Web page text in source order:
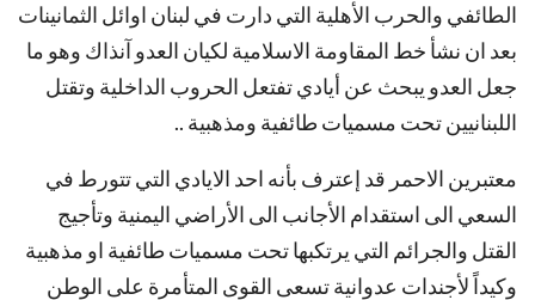
الطائفي والحرب الأهلية التي دارت في لبنان اوائل الثمانينات
بعد ان نشأ خط المقاومة الاسلامية لكيان العدو آنذاك وهو ما
جعل العدو يبحث عن أيادي تفتعل الحروب الداخلية وتقتل
اللبنانيين تحت مسميات طائفية ومذهبية ..
معتبرين الاحمر قد إعترف بأنه احد الايادي التي تتورط في
السعي الى استقدام الأجانب الى الأراضي اليمنية وتأجيج
القتل والجرائم التي يرتكبها تحت مسميات طائفية او مذهبية
وكيداً لأجندات عدوانية تسعى القوى المتأمرة على الوطن